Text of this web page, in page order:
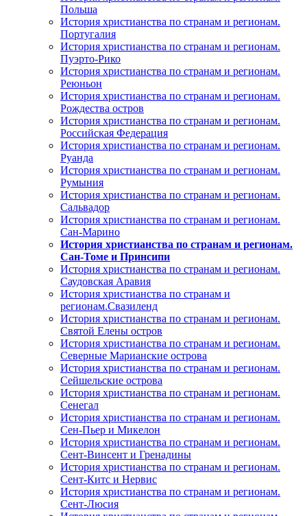
Польша
История христианства по странам и регионам.
Португалия
История христианства по странам и регионам.
Пуэрто-Рико
История христианства по странам и регионам.
Реюньон
История христианства по странам и регионам.
Рождества остров
История христианства по странам и регионам.
Российская Федерация
История христианства по странам и регионам.
Руанда
История христианства по странам и регионам.
Румыния
История христианства по странам и регионам.
Сальвадор
История христианства по странам и регионам.
Сан-Марино
История христианства по странам и регионам.
Сан-Томе и Принсипи
История христианства по странам и регионам.
Саудовская Аравия
История христианства по странам и
регионам.Свазиленд
История христианства по странам и регионам.
Святой Елены остров
История христианства по странам и регионам.
Северные Марианские острова
История христианства по странам и регионам.
Сейшельские острова
История христианства по странам и регионам.
Сенегал
История христианства по странам и регионам.
Сен-Пьер и Микелон
История христианства по странам и регионам.
Сент-Винсент и Гренадины
История христианства по странам и регионам.
Сент-Китс и Нервис
История христианства по странам и регионам.
Сент-Люсия